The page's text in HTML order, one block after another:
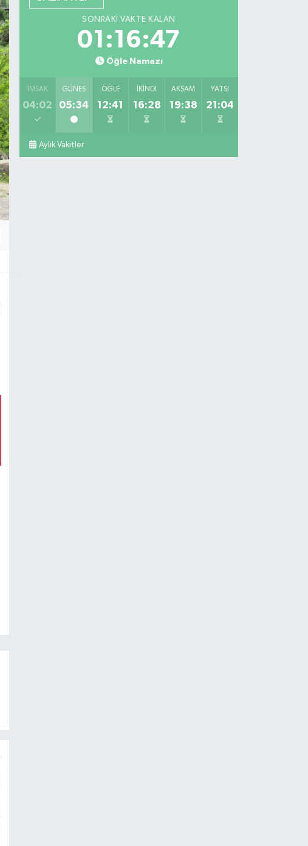
SONRAKI VAKTE KALAN
01:16:46
Öğle Namazı
İMSAK
04:02
GÜNEŞ
05:34
ÖĞLE
12:41
İKINDI
16:28
AKŞAM
19:38
YATSI
21:04
Aylık Vakitler